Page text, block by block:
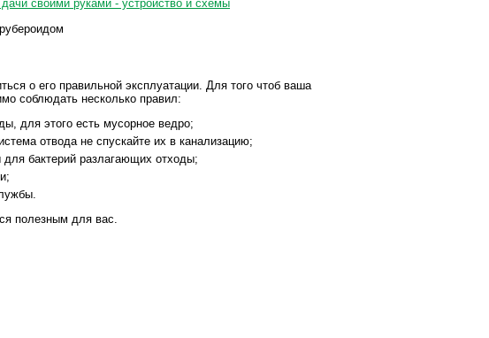
о его правильной эксплуатации. Для того чтоб ваша
соблюдать несколько правил:
для этого есть мусорное ведро;
отвода не спускайте их в канализацию;
для бактерий разлагающих отходы;
полезным для вас.